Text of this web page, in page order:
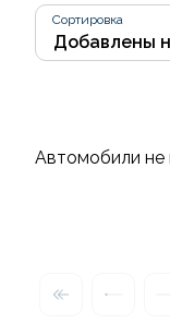
Сортировка
Автомобили не